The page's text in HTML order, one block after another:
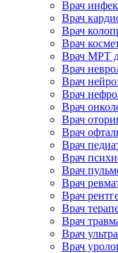
Врач
Врач
Врач
Врач
Врач МРТ
Врач
Врач
Врач
Врач
Врач
Врач
Врач
Врач
Врач
Врач
Врач
Врач
Врач
Врач
Врач